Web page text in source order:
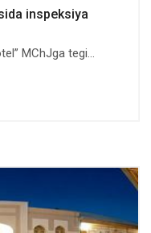
inspeksiya
MChJga tegi...